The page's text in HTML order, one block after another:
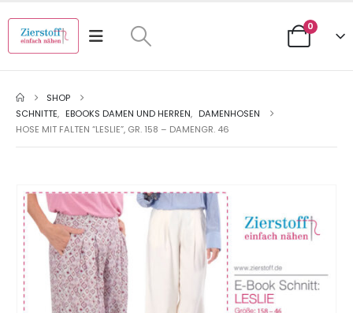
0
SHOP
SCHNITTE, EBOOKS DAMEN UND HERREN, DAMENHOSEN
HOSE MIT FALTEN “LESLIE”, GR. 158 – DAMENGR. 46